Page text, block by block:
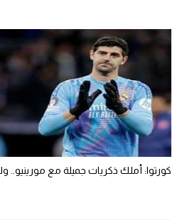
كورتوا: أملك ذكريات جميلة مع مورينيو..